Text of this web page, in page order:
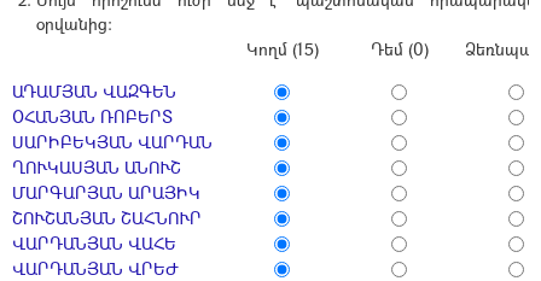
օրվանից։
Կողմ (15)
Դեմ (0)
ԱԴԱՄՅԱՆ ՎԱԶԳԵՆ
ՕՀԱՆՅԱՆ ՌՈԲԵՐՏ
ՍԱՐԻԲԵԿՅԱՆ ՎԱՐԴԱՆ
ՂՈՒԿԱՍՅԱՆ ԱՆՈՒՇ
ՄԱՐԳԱՐՅԱՆ ԱՐԱՅԻԿ
ՇՈՒՇԱՆՅԱՆ ՇԱՀՆՈՒՐ
ՎԱՐԴԱՆՅԱՆ ՎԱՀԵ
ՎԱՐԴԱՆՅԱՆ ՎՐԵԺ